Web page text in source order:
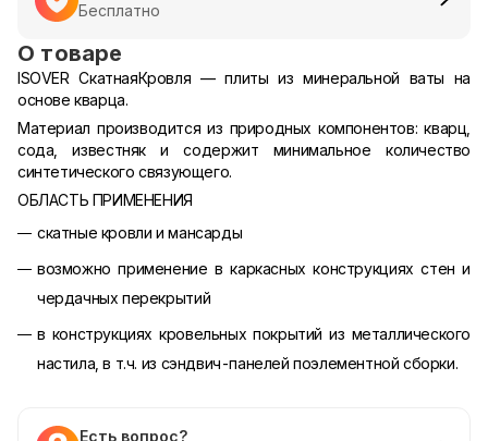
Бесплатно
О товаре
ISOVER СкатнаяКровля — плиты из минеральной ваты на
основе кварца.
Материал производится из природных компонентов: кварц,
сода, известняк и содержит минимальное количество
синтетического связующего.
ОБЛАСТЬ ПРИМЕНЕНИЯ
скатные кровли и мансарды
возможно применение в каркасных конструкциях стен и
чердачных перекрытий
в конструкциях кровельных покрытий из металлического
настила, в т.ч. из сэндвич-панелей поэлементной сборки.
Есть вопрос?